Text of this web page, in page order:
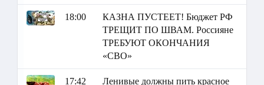
18:00
КАЗНА ПУСТЕЕТ! Бюджет РФ
ТРЕЩИТ ПО ШВАМ. Россияне
ТРЕБУЮТ ОКОНЧАНИЯ
«СВО»
17:42
Ленивые должны пить красное